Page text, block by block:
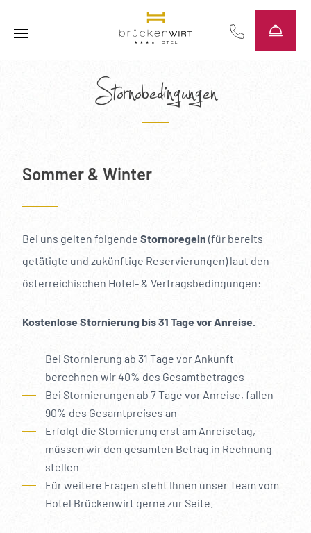
----
----
Stornobedingungen
Sommer & Winter
Bei uns gelten folgende Stornoregeln (für bereits
getätigte und zukünftige Reservierungen) laut den
österreichischen Hotel- & Vertragsbedingungen:
Kostenlose Stornierung bis 31 Tage vor Anreise.
Bei Stornierung ab 31 Tage vor Ankunft
berechnen wir 40% des Gesamtbetrages
Bei Stornierungen ab 7 Tage vor Anreise, fallen
90% des Gesamtpreises an
Erfolgt die Stornierung erst am Anreisetag,
müssen wir den gesamten Betrag in Rechnung
stellen
Für weitere Fragen steht Ihnen unser Team vom
Hotel Brückenwirt gerne zur Seite.